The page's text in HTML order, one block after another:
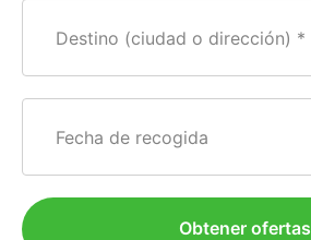
Destino (ciudad o dirección)
Fecha de recogida
Obtener ofertas